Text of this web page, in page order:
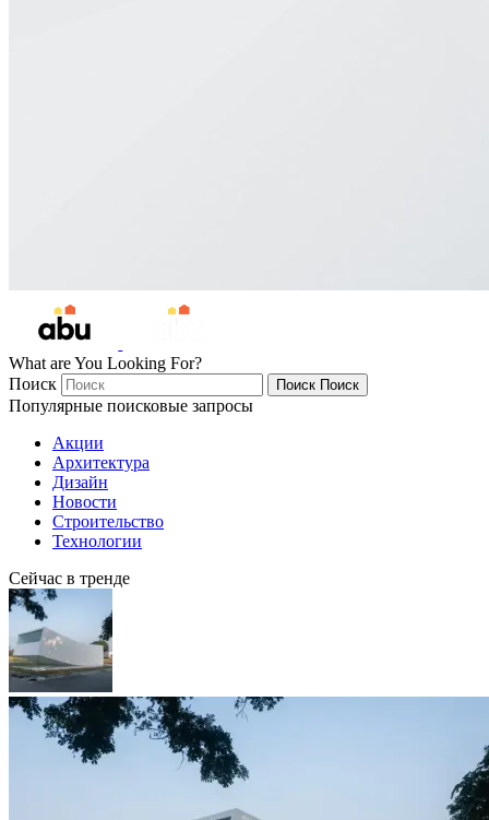
What are You Looking For?
Поиск
Поиск Поиск
Популярные поисковые запросы
Акции
Архитектура
Дизайн
Новости
Строительство
Технологии
Сейчас в тренде